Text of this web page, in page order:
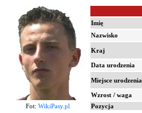
Imię
Nazwisko
Kraj
Data urodzenia
Miejsce urodzenia
Wzrost / waga
Fot: WikiPasy.pl Pozycja